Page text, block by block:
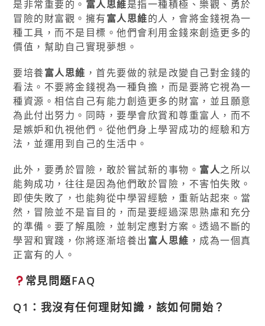
是非常重要的。 富人思維是指一種積極、樂觀、勇於
冒險的財富觀。擁有富人思維的人，會將金錢視為一
種工具，而不是目標。他們會利用金錢來創造更多的
價值，幫助自己實現夢想。
要培養富人思維 ，首先要做的就是改變自己對金錢的
看法。不要將金錢視為一種負擔，而是要將它視為一
種資源。相信自己有能力創造更多的財富，並且願意
為此付出努力。同時，要學會欣賞和尊重富人，而不
是嫉妒和仇視他們。從他們身上學習成功的經驗和方
法，並運用到自己的生活中。
此外，要勇於冒險，敢於嘗試新的事物。 富人之所以
能夠成功，往往是因為他們敢於冒險，不害怕失敗。
即使失敗了，也能夠從中學習經驗，重新站起來。當
然，冒險並不是盲目的，而是要經過深思熟慮和充分
的準備。要了解風險，並制定應對方案。透過不斷的
學習和實踐，你將逐漸培養出富人思維 ，成為一個真
正富有的人。
常見問題FAQ
Q1：我沒有任何理財知識，該如何開始？